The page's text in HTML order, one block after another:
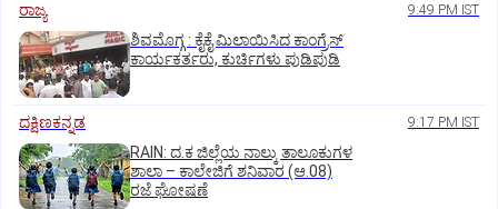
ರಾಜ್ಯ 9:49 PM IST
ಶಿವಮೊಗ್ಗ : ಕೈಕೈ ಮಿಲಾಯಿಸಿದ ಕಾಂಗ್ರೆಸ್
ಕಾರ್ಯಕರ್ತರು, ಕುರ್ಚಿಗಳು ಪುಡಿಪುಡಿ
ದಕ್ಷಿಣಕನ್ನಡ 9:17 PM IST
RAIN: ದ.ಕ ಜಿಲ್ಲೆಯ ನಾಲ್ಕು ತಾಲೂಕುಗಳ
ಶಾಲಾ – ಕಾಲೇಜಿಗೆ ಶನಿವಾರ (ಆ.08)
ರಜೆ ಘೋಷಣೆ